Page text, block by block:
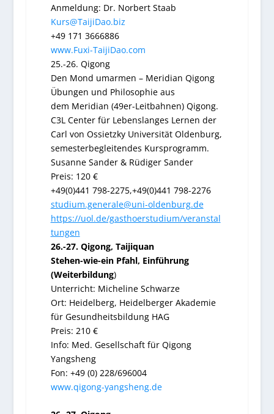
Anmeldung: Dr. Norbert Staab
Kurs@TaijiDao.biz
+49 171 3666886
www.Fuxi-TaijiDao.com
25.-26. Qigong
Den Mond umarmen – Meridian Qigong
Übungen und Philosophie aus
dem Meridian (49er-Leitbahnen) Qigong.
C3L Center für Lebenslanges Lernen der
Carl von Ossietzky Universität Oldenburg,
semesterbegleitendes Kursprogramm.
Susanne Sander & Rüdiger Sander
Preis: 120 €
+49(0)441 798-2275,+49(0)441 798-2276
studium.generale@uni-oldenburg.de
https://uol.de/gasthoerstudium/veranstal
tungen
26.-27. Qigong, Taijiquan
Stehen-wie-ein Pfahl, Einführung
(Weiterbildung)
Unterricht: Micheline Schwarze
Ort: Heidelberg, Heidelberger Akademie
für Gesundheitsbildung HAG
Preis: 210 €
Info: Med. Gesellschaft für Qigong
Yangsheng
Fon: +49 (0) 228/696004
www.qigong-yangsheng.de